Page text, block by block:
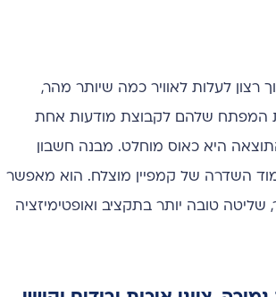
רצון לעלות לאוויר כמה שיותר מהר,
המפתח שלהם לקבוצת מודעות אחת
היא כאוס מוחלט. מבנה חשבון
עמוד השדרה של קמפיין מוצלח. הוא מאפשר
שליטה טובה יותר בתקציב ואופטימיזציה